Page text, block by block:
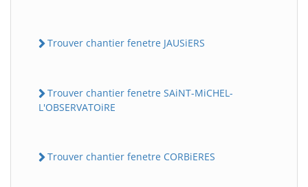
Trouver chantier fenetre JAUSiERS
Trouver chantier fenetre SAiNT-MiCHEL-
L'OBSERVATOiRE
Trouver chantier fenetre CORBiERES